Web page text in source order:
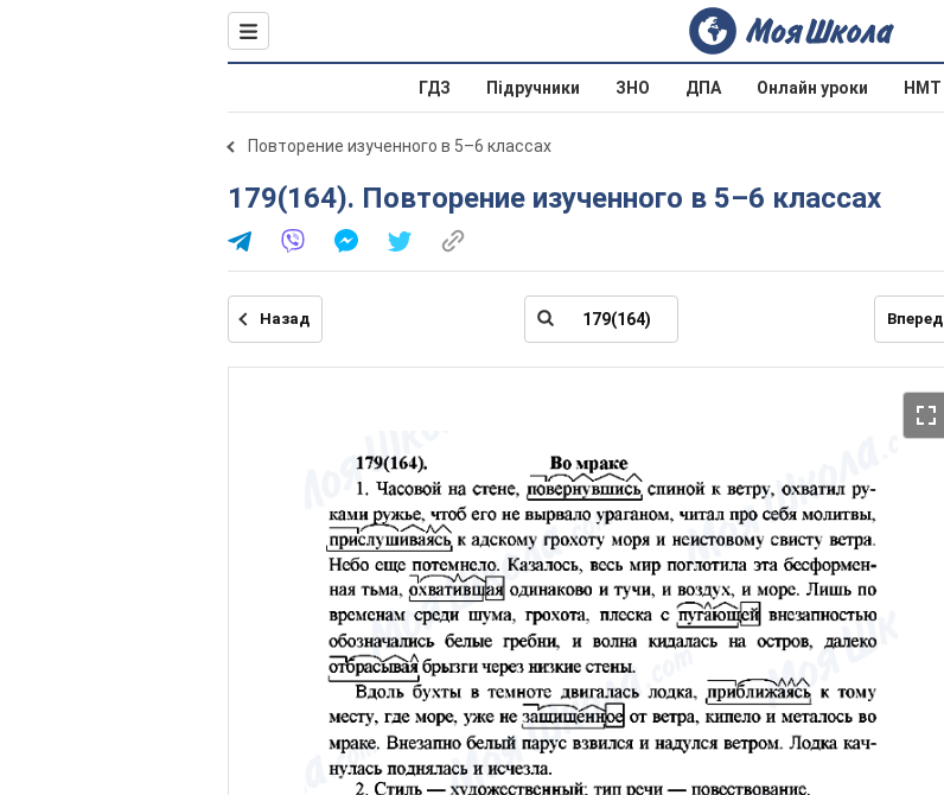
ГДЗ Підручники ЗНО ДПА Онлайн уроки НМТ
Повторение изученного в 5–6 классах
179(164). Повторение изученного в 5–6 классах
Назад Вперед